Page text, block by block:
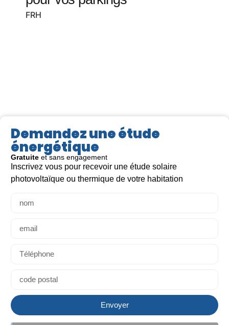
FRH
Lire la suite >
Demandez une étude
énergétique
Gratuite et sans engagement
Inscrivez vous pour recevoir une étude solaire
photovoltaïque ou thermique de votre habitation
Envoyer